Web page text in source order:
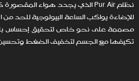
للإضاءة يواكب الساعة البيولوجية للحد
مصممة على نحو خاص لتحقيق إحساس
تكيفها مع الجسم لتخفيف الضغط وتحسين